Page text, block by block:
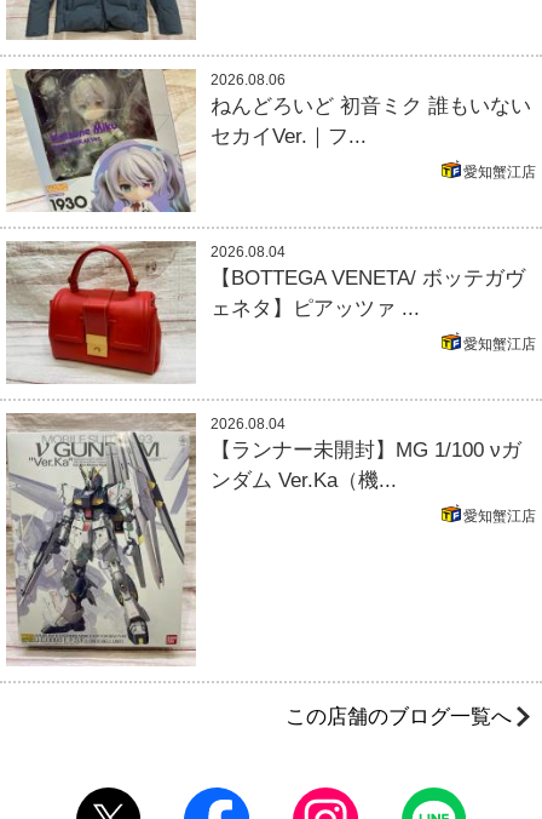
2026.08.06
ねんどろいど 初音ミク 誰もいない
セカイVer.｜フ...
愛知蟹江店
2026.08.04
【BOTTEGA VENETA/ ボッテガヴ
ェネタ】ピアッツァ ...
愛知蟹江店
2026.08.04
【ランナー未開封】MG 1/100 νガ
ンダム Ver.Ka（機...
愛知蟹江店
この店舗のブログ一覧へ